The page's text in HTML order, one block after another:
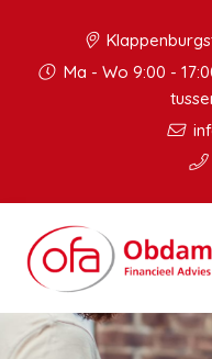
Ma - Wo 9:00 -